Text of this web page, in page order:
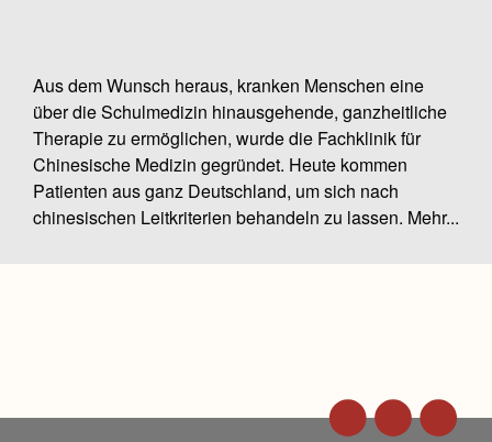
Aus dem Wunsch heraus, kranken Menschen eine
über die Schulmedizin hinausgehende, ganzheitliche
Therapie zu ermöglichen, wurde die Fachklinik für
Chinesische Medizin gegründet. Heute kommen
Patienten aus ganz Deutschland, um sich nach
chinesischen Leitkriterien behandeln zu lassen. Mehr...